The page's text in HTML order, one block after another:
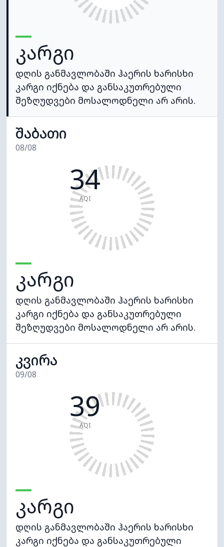
კარგი
დღის განმავლობაში ჰაერის ხარისხი
კარგი იქნება და განსაკუთრებული
შეზღუდვები მოსალოდნელი არ არის.
შაბათი
08/08
34
AQI
კარგი
დღის განმავლობაში ჰაერის ხარისხი
კარგი იქნება და განსაკუთრებული
შეზღუდვები მოსალოდნელი არ არის.
კვირა
09/08
39
AQI
კარგი
დღის განმავლობაში ჰაერის ხარისხი
კარგი იქნება და განსაკუთრებული